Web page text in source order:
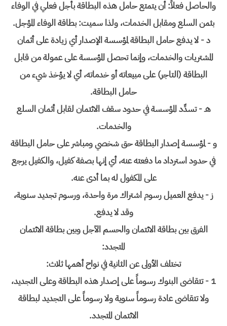
والحاصل فعلاً: أن يتمتع حامل هذه البطاقة بأجل فعلي في الوفاء
بثمن السلع ومقابل الخدمات، ولذا سميت: بطاقة الوفاء المؤجل.
د - لا يدفع حامل البطاقة لمؤسسة الإصدار أي زيادة على أثمان
المشتريات والخدمات، وإنما تحصل المؤسسة على عمولة من قابل
البطاقة (التاجر) على مبيعاته أو خدماته، أي لا يؤخذ شيء من
حامل البطاقة.
هـ - تسدِّد المؤسسة في حدود سقف الائتمان لقابل أثمان السلع
والخدمات.
و - لمؤسسة إصدار البطاقة حق شخصي ومباشر على حامل البطاقة
في حدود استرداد ما دفعته عنه، أي إنها بصفة كفيل، والكفيل يرجع
على المكفول له بما أدى عنه.
ز - يدفع العميل رسوم اشتراك مرة واحدة، ورسوم تجديد سنوية،
وقد لا يدفع.
الفرق بين بطاقة الائتمان والحسم الآجل وبين بطاقة الائتمان
المتجدد:
تختلف الأولى عن الثانية في نواح أهمها ثلاث:
1 - تتقاضى البنوك رسوماً على إصدار هذه البطاقة وعلى التجديد،
ولا تتقاضى عادة رسوماً سنوية ولا رسوماً على التجديد لبطاقة
الائتمان المتجدد.